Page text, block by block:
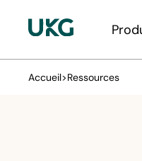
content
||
Accueil>Ressources